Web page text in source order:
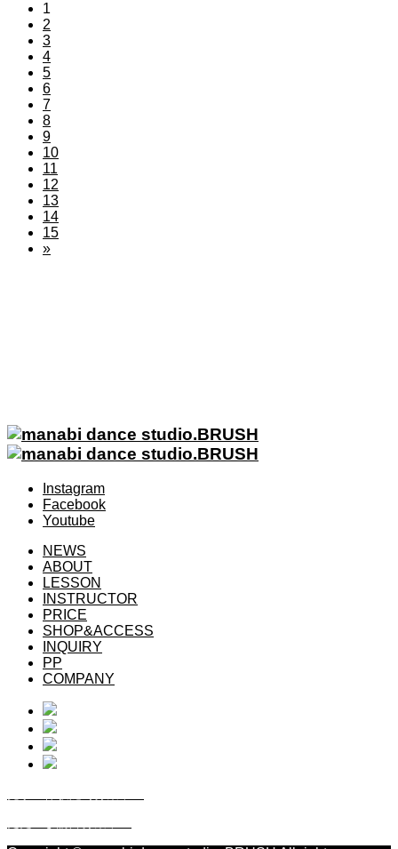
1
2
3
4
5
6
7
8
9
10
11
12
13
14
15
»
Instagram
Facebook
Youtube
NEWS
ABOUT
LESSON
INSTRUCTOR
PRICE
SHOP&ACCESS
INQUIRY
PP
COMPANY